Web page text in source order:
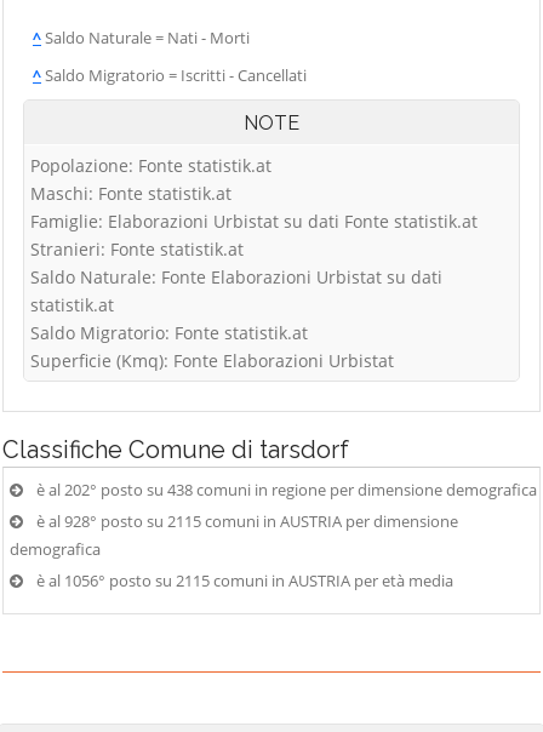
^Saldo Naturale = Nati - Morti
^Saldo Migratorio = Iscritti - Cancellati
NOTE
Popolazione: Fonte statistik.at
Maschi: Fonte statistik.at
Famiglie: Elaborazioni Urbistat su dati Fonte statistik.at
Stranieri: Fonte statistik.at
Saldo Naturale: Fonte Elaborazioni Urbistat su dati
statistik.at
Saldo Migratorio: Fonte statistik.at
Superficie (Kmq): Fonte Elaborazioni Urbistat
Classifiche Comune di tarsdorf
è al 202° posto su 438 comuni in regione per dimensione demografica
è al 928° posto su 2115 comuni in AUSTRIA per dimensione
demografica
è al 1056° posto su 2115 comuni in AUSTRIA per età media